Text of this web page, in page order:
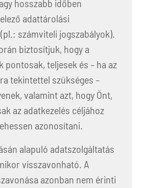
hosszabb időben
adattárolási
számviteli jogszabályok).
biztosítjuk, hogy a
pontosak, teljesek és – ha az
tekintettel szükséges –
valamint azt, hogy Önt,
az adatkezelés céljához
azonosítani.
alapuló adatszolgáltatás
visszavonható. A
azonban nem érinti